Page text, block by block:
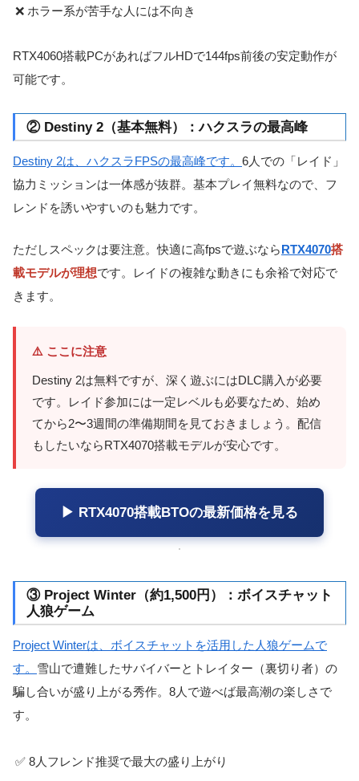
❌ ホラー系が苦手な人には不向き
RTX4060搭載PCがあればフルHDで144fps前後の安定動作が
可能です。
② Destiny 2（基本無料）：ハクスラの最高峰
Destiny 2は、ハクスラFPSの最高峰です。 6人での「レイド」
協力ミッションは一体感が抜群。基本プレイ無料なので、フ
レンドを誘いやすいのも魅力です。
ただしスペックは要注意。快適に高fpsで遊ぶならRTX4070搭
載モデルが理想です。レイドの複雑な動きにも余裕で対応で
きます。
⚠️ ここに注意
Destiny 2は無料ですが、深く遊ぶにはDLC購入が必要
です。レイド参加には一定レベルも必要なため、始め
てから2〜3週間の準備期間を見ておきましょう。配信
もしたいならRTX4070搭載モデルが安心です。
▶ RTX4070搭載BTOの最新価格を見る
③ Project Winter（約1,500円）：ボイスチャット
人狼ゲーム
Project Winterは、ボイスチャットを活用した人狼ゲームで
す。 雪山で遭難したサバイバーとトレイター（裏切り者）の
騙し合いが盛り上がる秀作。8人で遊べば最高潮の楽しさで
す。
✅ 8人フレンド推奨で最大の盛り上がり